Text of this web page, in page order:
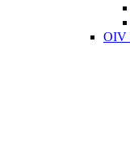
OIV